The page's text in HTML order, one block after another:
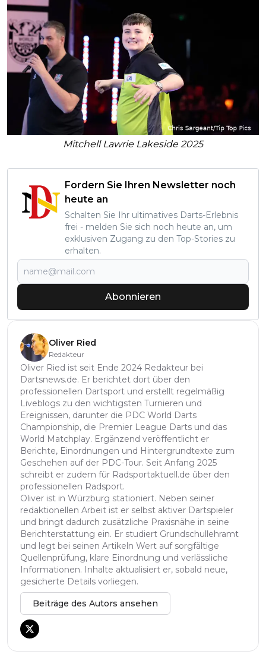
Mitchell Lawrie Lakeside 2025
Fordern Sie Ihren Newsletter noch
heute an
Schalten Sie Ihr ultimatives Darts-Erlebnis
frei - melden Sie sich noch heute an, um
exklusiven Zugang zu den Top-Stories zu
erhalten.
Abonnieren
Oliver Ried
Redakteur
Oliver Ried ist seit Ende 2024 Redakteur bei
Dartsnews.de. Er berichtet dort über den
professionellen Dartsport und erstellt regelmäßig
Liveblogs zu den wichtigsten Turnieren und
Ereignissen, darunter die PDC World Darts
Championship, die Premier League Darts und das
World Matchplay. Ergänzend veröffentlicht er
Berichte, Einordnungen und Hintergrundtexte zum
Geschehen auf der PDC-Tour. Seit Anfang 2025
schreibt er zudem für Radsportaktuell.de über den
professionellen Radsport.
Oliver ist in Würzburg stationiert. Neben seiner
redaktionellen Arbeit ist er selbst aktiver Dartspieler
und bringt dadurch zusätzliche Praxisnähe in seine
Berichterstattung ein. Er studiert Grundschullehramt
und legt bei seinen Artikeln Wert auf sorgfältige
Quellenprüfung, klare Einordnung und verlässliche
Informationen. Inhalte aktualisiert er, sobald neue,
gesicherte Details vorliegen.
Beiträge des Autors ansehen